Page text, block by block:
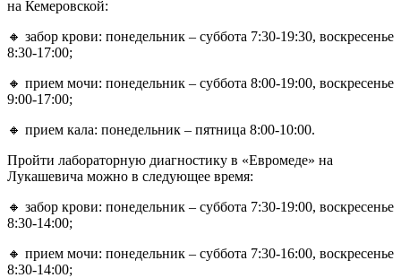
на Кемеровской:
🔸 забор крови: понедельник – суббота 7:30-19:30, воскресенье
8:30-17:00;
🔸 прием мочи: понедельник – суббота 8:00-19:00, воскресенье
9:00-17:00;
🔸 прием кала: понедельник – пятница 8:00-10:00.
Пройти лабораторную диагностику в «Евромеде» на
Лукашевича можно в следующее время:
🔸 забор крови: понедельник – суббота 7:30-19:00, воскресенье
8:30-14:00;
🔸 прием мочи: понедельник – суббота 7:30-16:00, воскресенье
8:30-14:00;